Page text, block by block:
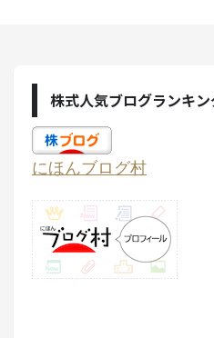
株式人気ブログランキ
にほんブログ村